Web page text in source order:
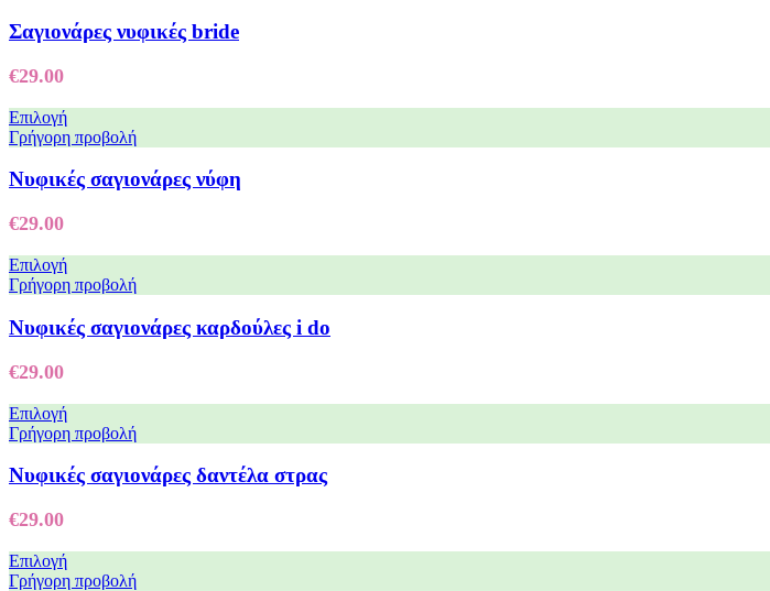
Σαγιονάρες νυφικές bride
€29.00
Επιλογή
Γρήγορη προβολή
Νυφικές σαγιονάρες νύφη
€29.00
Επιλογή
Γρήγορη προβολή
Nυφικές σαγιονάρες καρδούλες i do
€29.00
Επιλογή
Γρήγορη προβολή
Νυφικές σαγιονάρες δαντέλα στρας
€29.00
Επιλογή
Γρήγορη προβολή